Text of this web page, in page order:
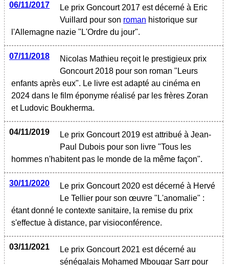
06/11/2017
Le prix Goncourt 2017 est décerné à Eric
Vuillard pour son roman historique sur
l'Allemagne nazie "L'Ordre du jour".
07/11/2018
Nicolas Mathieu reçoit le prestigieux prix
Goncourt 2018 pour son roman "Leurs
enfants après eux". Le livre est adapté au cinéma en
2024 dans le film éponyme réalisé par les frères Zoran
et Ludovic Boukherma.
04/11/2019
Le prix Goncourt 2019 est attribué à Jean-
Paul Dubois pour son livre "Tous les
hommes n'habitent pas le monde de la même façon".
30/11/2020
Le prix Goncourt 2020 est décerné à Hervé
Le Tellier pour son œuvre "L'anomalie" :
étant donné le contexte sanitaire, la remise du prix
s'effectue à distance, par visioconférence.
03/11/2021
Le prix Goncourt 2021 est décerné au
sénégalais Mohamed Mbougar Sarr pour